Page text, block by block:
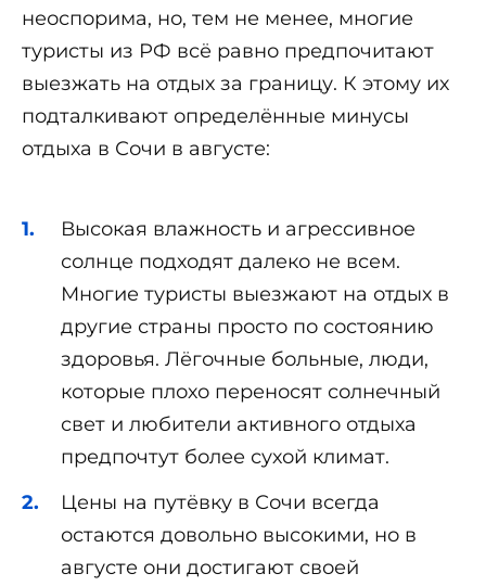
неоспорима, но, тем не менее, многие
туристы из РФ всё равно предпочитают
выезжать на отдых за границу. К этому их
подталкивают определённые минусы
отдыха в Сочи в августе:
Высокая влажность и агрессивное
солнце подходят далеко не всем.
Многие туристы выезжают на отдых в
другие страны просто по состоянию
здоровья. Лёгочные больные, люди,
которые плохо переносят солнечный
свет и любители активного отдыха
предпочтут более сухой климат.
Цены на путёвку в Сочи всегда
остаются довольно высокими, но в
августе они достигают своей